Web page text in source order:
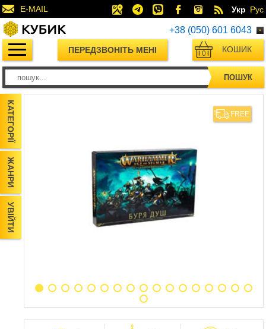
E-MAIL Укр Рус
+38 (050) 601 6043
ПЕРЕДЗВОНІТЬ МЕНІ КОШИК
0
ПОШУК
КАТЕГОРІЇ
ЖАНРИ
УВІЙТИ
FREE